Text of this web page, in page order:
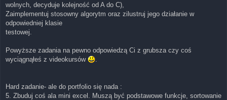
wolnych, decyduje kolejność od A do C),
Zaimplementuj stosowny algorytm oraz zilustruj jego działanie w
odpowiedniej klasie
testowej.
Powyższe zadania na pewno odpowiedzą Ci z grubsza czy coś
wyciągnąłeś z videokursów
Hard zadanie- ale do portfolio się nada :
5. Zbuduj coś ala mini excel. Muszą być podstawowe funkcje, sortowanie